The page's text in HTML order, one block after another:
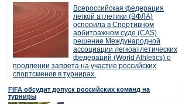
Всероссийская федерация
легкой атлетики (ВФЛА)
оспорила в Спортивном
арбитражном суде (CAS)
решение Международной
ассоциации легкоатлетических
федераций (World Athletics) о
продлении запрета на участие российских
спортсменов в турнирах.
FIFA обсудит допуск российских команд на
турниры